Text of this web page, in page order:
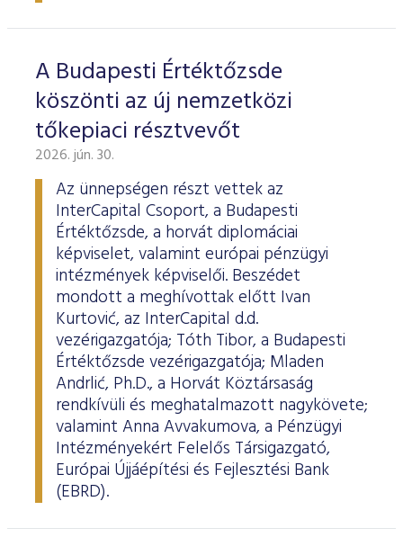
A Budapesti Értéktőzsde
köszönti az új nemzetközi
tőkepiaci résztvevőt
2026. jún. 30.
Az ünnepségen részt vettek az
InterCapital Csoport, a Budapesti
Értéktőzsde, a horvát diplomáciai
képviselet, valamint európai pénzügyi
intézmények képviselői. Beszédet
mondott a meghívottak előtt Ivan
Kurtović, az InterCapital d.d.
vezérigazgatója; Tóth Tibor, a Budapesti
Értéktőzsde vezérigazgatója; Mladen
Andrlić, Ph.D., a Horvát Köztársaság
rendkívüli és meghatalmazott nagykövete;
valamint Anna Avvakumova, a Pénzügyi
Intézményekért Felelős Társigazgató,
Európai Újjáépítési és Fejlesztési Bank
(EBRD).